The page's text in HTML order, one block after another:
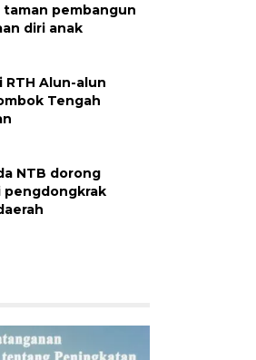
pembangun
diri anak
RTH Alun-alun
Tengah
NTB dorong
pengdongkrak